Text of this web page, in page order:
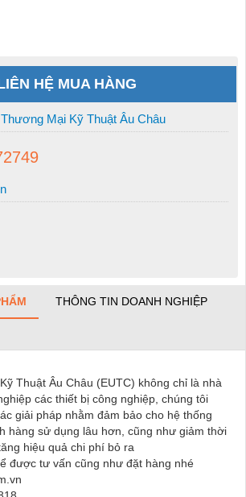
HỆ MUA HÀNG
Mại Kỹ Thuật Âu Châu
THÔNG TIN DOANH NGHIỆP
Thuật Âu Châu (EUTC) không chỉ là nhà
các thiết bị công nghiệp, chúng tôi
giải pháp nhằm đảm bảo cho hệ thống
hàng sử dụng lâu hơn, cũng như giảm thời
hiệu quả chi phí bỏ ra
được tư vấn cũng như đặt hàng nhé